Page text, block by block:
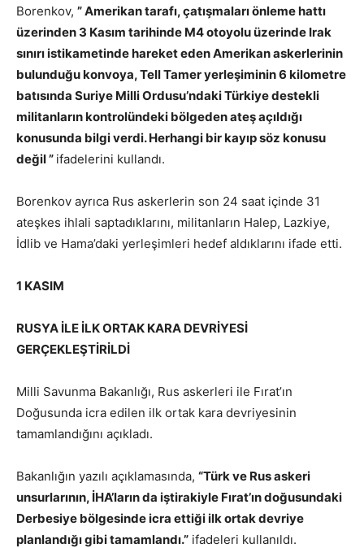
Borenkov, ” Amerikan tarafı, çatışmaları önleme hattı
üzerinden 3 Kasım tarihinde M4 otoyolu üzerinde Irak
sınırı istikametinde hareket eden Amerikan askerlerinin
bulunduğu konvoya, Tell Tamer yerleşiminin 6 kilometre
batısında Suriye Milli Ordusu’ndaki Türkiye destekli
militanların kontrolündeki bölgeden ateş açıldığı
konusunda bilgi verdi. Herhangi bir kayıp söz konusu
değil ” ifadelerini kullandı.
Borenkov ayrıca Rus askerlerin son 24 saat içinde 31
ateşkes ihlali saptadıklarını, militanların Halep, Lazkiye,
İdlib ve Hama’daki yerleşimleri hedef aldıklarını ifade etti.
1 KASIM
RUSYA İLE İLK ORTAK KARA DEVRİYESİ
GERÇEKLEŞTİRİLDİ
Milli Savunma Bakanlığı, Rus askerleri ile Fırat’ın
Doğusunda icra edilen ilk ortak kara devriyesinin
tamamlandığını açıkladı.
Bakanlığın yazılı açıklamasında, “Türk ve Rus askeri
unsurlarının, İHA’ların da iştirakiyle Fırat’ın doğusundaki
Derbesiye bölgesinde icra ettiği ilk ortak devriye
planlandığı gibi tamamlandı.” ifadeleri kullanıldı.